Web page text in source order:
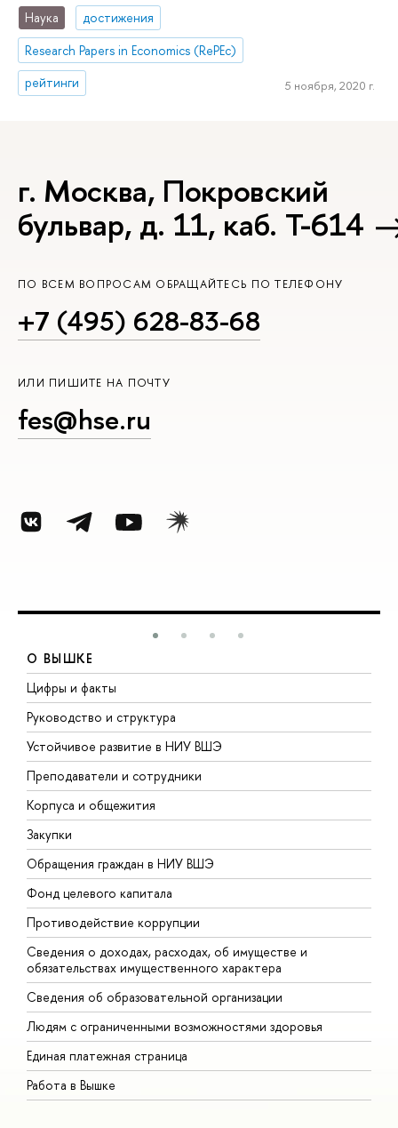
Наука
достижения
Research Papers in Economics (RePEc)
рейтинги
5 ноября, 2020 г.
г. Москва, Покровский
бульвар, д. 11, каб. Т-614
ПО ВСЕМ ВОПРОСАМ ОБРАЩАЙТЕСЬ ПО ТЕЛЕФОНУ
+7 (495) 628-83-68
ИЛИ ПИШИТЕ НА ПОЧТУ
fes@hse.ru
О ВЫШКЕ
Цифры и факты
Руководство и структура
Устойчивое развитие в НИУ ВШЭ
Преподаватели и сотрудники
Корпуса и общежития
Закупки
Обращения граждан в НИУ ВШЭ
Фонд целевого капитала
Противодействие коррупции
Сведения о доходах, расходах, об имуществе и
обязательствах имущественного характера
Сведения об образовательной организации
Людям с ограниченными возможностями здоровья
Единая платежная страница
Работа в Вышке